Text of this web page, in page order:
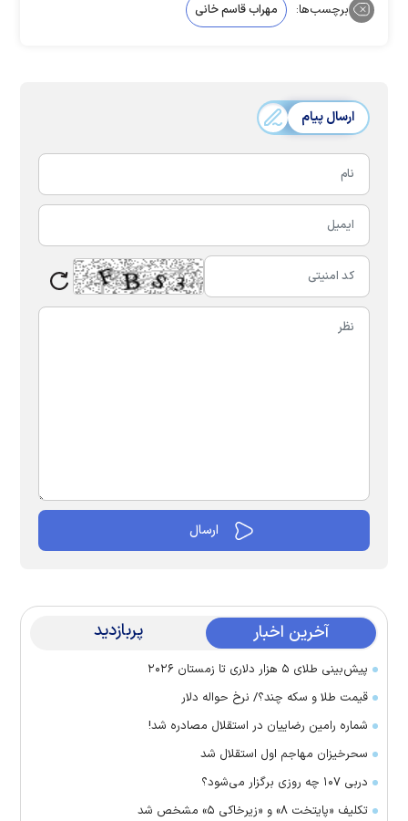
برچسب‌ها: مهراب قاسم خانی
ارسال پیام
آخرین اخبار پربازدید
پیش‌بینی طلای ۵ هزار دلاری تا زمستان ۲۰۲۶
قیمت طلا و سکه چند؟/ نرخ حواله دلار
شماره رامین رضاییان در استقلال مصادره شد!
سحرخیزان مهاجم اول استقلال شد
دربی ۱۰۷ چه روزی برگزار می‌شود؟
تکلیف «پایتخت ۸» و «زیرخاکی ۵» مشخص شد